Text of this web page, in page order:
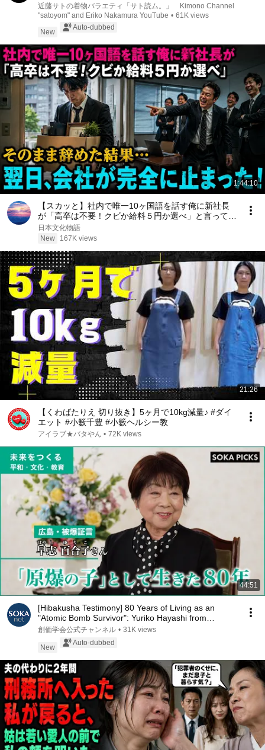
近藤サトの着物バラエティ「サト読ム。」 Kimono Channel
"satoyom" and Eriko Nakamura YouTube • 61K views
New
Auto-dubbed
1:44:10
【スカッと】社内で唯一10ヶ国語を話す俺に新社長
が「高卒は不要！クビか給料５円か選べ」と言ってき
た。そのまま辞めた結果
日本文化物語
New
167K views
21:26
【くわばたりえ 切り抜き】5ヶ月で10kg減量♪ #ダイ
エット #小籔千豊 #小籔ヘルシー教
アイラブ★バタやん • 72K views
44:51
[Hibakusha Testimony] 80 Years of Living as an
"Atomic Bomb Survivor": Yuriko Hayashi from
Hirosh...
創価学会公式チャンネル • 31K views
New
Auto-dubbed